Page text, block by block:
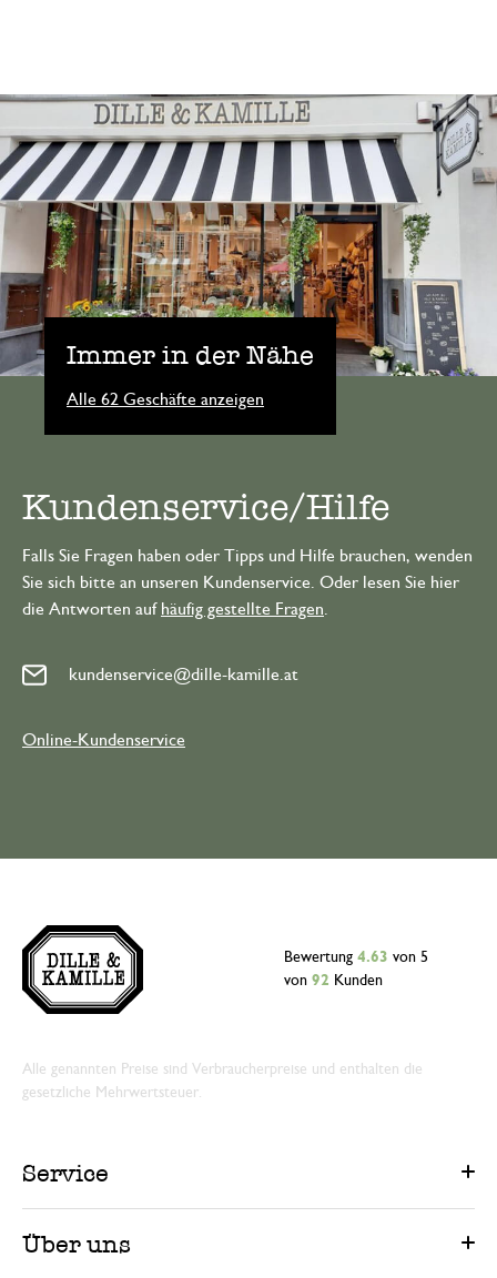
Immer in der Nähe
Alle 62 Geschäfte anzeigen
Kundenservice/Hilfe
Falls Sie Fragen haben oder Tipps und Hilfe brauchen, wenden
Sie sich bitte an unseren Kundenservice. Oder lesen Sie hier
die Antworten auf häufig gestellte Fragen
kundenservice@dille-kamille.at
Online-Kundenservice
Bewertung 4.63 von 5
von 92 Kunden
Alle genannten Preise sind Verbraucherpreise und enthalten die
gesetzliche Mehrwertsteuer.
Service
Über uns